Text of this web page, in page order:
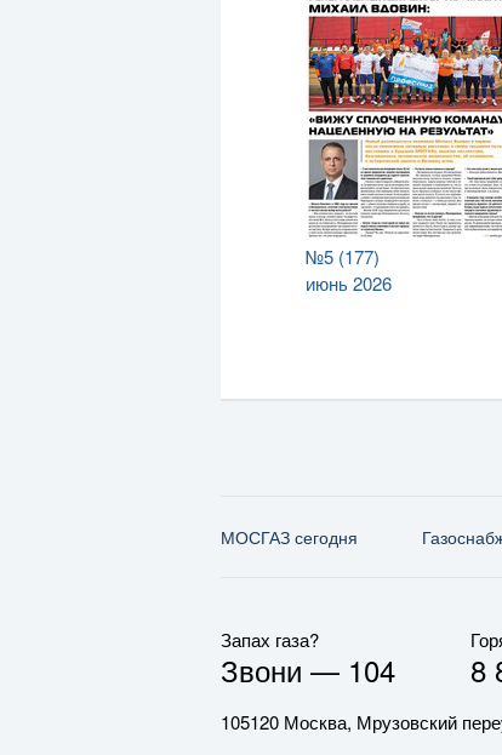
№5 (177)
июнь 2026
МОСГАЗ сегодня
Запах газа?
Звони — 104 8
105120 Москва, Мрузовский